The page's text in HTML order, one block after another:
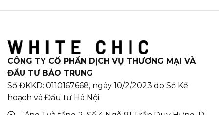
CÔNG TY CỔ PHẦN DỊCH VỤ THƯƠNG MẠI VÀ
ĐẦU TƯ BẢO TRUNG
Số ĐKKD: 0110167668, ngày 10/2/2023 do Sở Kế
hoạch và Đầu tư Hà Nội.